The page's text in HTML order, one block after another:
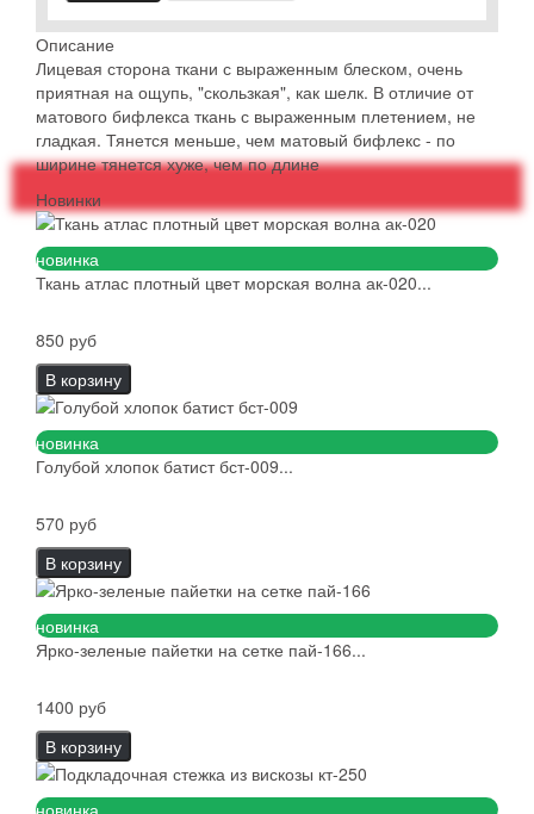
Описание
Лицевая сторона ткани с выраженным блеском, очень
приятная на ощупь, "скользкая", как шелк. В отличие от
матового бифлекса ткань с выраженным плетением, не
гладкая. Тянется меньше, чем матовый бифлекс - по
ширине тянется хуже, чем по длине
Новинки
новинка
Ткань атлас плотный цвет морская волна ак-020...
850 руб
В корзину
новинка
Голубой хлопок батист бст-009...
570 руб
В корзину
новинка
Ярко-зеленые пайетки на сетке пай-166...
1400 руб
В корзину
новинка